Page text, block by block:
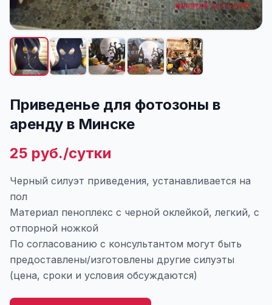
Приведенье для фотозоны в
аренду в Минске
25 руб./сутки
Черный силуэт приведения, устанавливается на
пол
Материал пеноплекс с черной оклейкой, легкий, с
отпорной ножкой
По согласованию с консультантом могут быть
предоставлены/изготовлены другие силуэты
(цена, сроки и условия обсуждаются)